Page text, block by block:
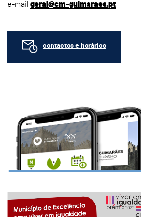
e-mail geral@cm-guimaraes.pt
contactos e horários